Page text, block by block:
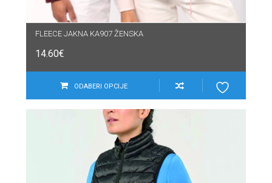
FLEECE JAKNA KA907 ŽENSKA
14.60€
ODABERI OPCIJE